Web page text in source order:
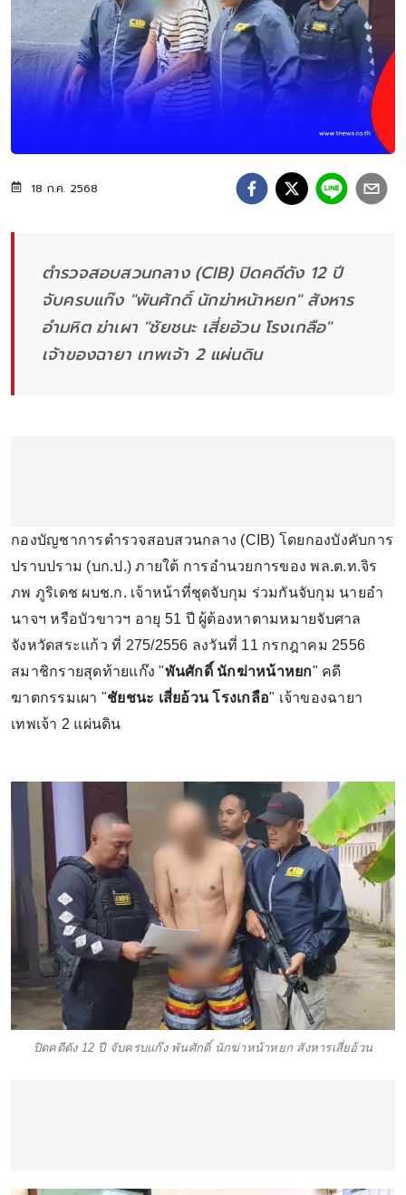
18 ก.ค. 2568
ตำรวจสอบสวนกลาง (CIB) ปิดคดีดัง 12 ปี
จับครบแก๊ง "พันศักดิ์ นักฆ่าหน้าหยก" สังหาร
อำมหิต ฆ่าเผา "ชัยชนะ เสี่ยอ้วน โรงเกลือ"
เจ้าของฉายา เทพเจ้า 2 แผ่นดิน
กองบัญชาการตำรวจสอบสวนกลาง (CIB) โดยกองบังคับการ
ปราบปราม (บก.ป.) ภายใต้ การอำนวยการของ พล.ต.ท.จิร
ภพ ภูริเดช ผบช.ก. เจ้าหน้าที่ชุดจับกุม ร่วมกันจับกุม นายอำ
นาจฯ หรือบัวขาวฯ อายุ 51 ปี ผู้ต้องหาตามหมายจับศาล
จังหวัดสระแก้ว ที่ 275/2556 ลงวันที่ 11 กรกฎาคม 2556
สมาชิกรายสุดท้ายแก๊ง "พันศักดิ์ นักฆ่าหน้าหยก" คดี
ฆาตกรรมเผา "ชัยชนะ เสี่ยอ้วน โรงเกลือ" เจ้าของฉายา
เทพเจ้า 2 แผ่นดิน
ปิดคดีดัง 12 ปี จับครบแก๊ง พันศักดิ์ นักฆ่าหน้าหยก สังหารเสี่ยอ้วน